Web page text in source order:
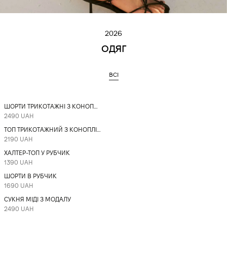
2026
ОДЯГ
ВСІ
2490 UAH
2190 UAH
ХАЛТЕР-ТОП У РУБЧИК
1390 UAH
ШОРТИ В РУБЧИК
1690 UAH
СУКНЯ МІДІ З МОДАЛУ
2490 UAH